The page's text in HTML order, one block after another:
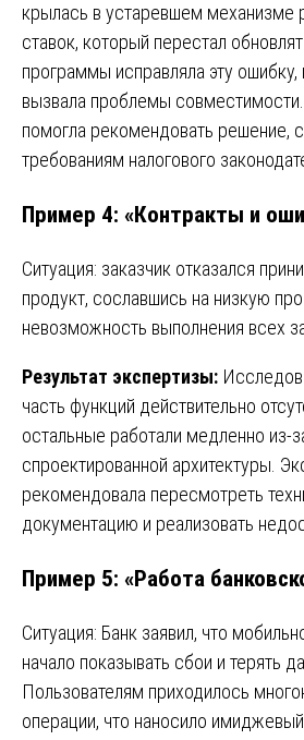
крылась в устаревшем механизме
ставок, который перестал
программы исправляла эту ошибку,
вызвала проблемы
помогла рекомендовать решение,
требованиям налогового
Пример 4: «Контракты и
Ситуация: заказчик отказался
продукт, сославшись на низкую
невозможность выполнения всех
Результат экспертизы:
часть функций действительно
остальные работали медленно из-
спроектированной архитектуры.
рекомендовала пересмотреть
документацию и реализовать
Пример 5: «Работа
Ситуация: Банк заявил, что
начало показывать сбои и терять
Пользователям приходилось
операции, что наносило